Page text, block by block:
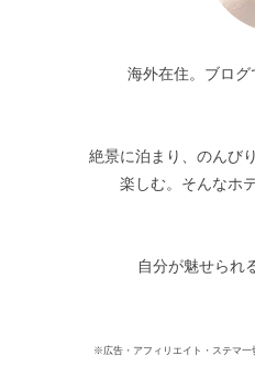
海外在住。ブログ
絶景に泊まり、のんび
楽しむ。そんなホ
自分が魅せられ
※広告・アフィリエイト・ステマ一